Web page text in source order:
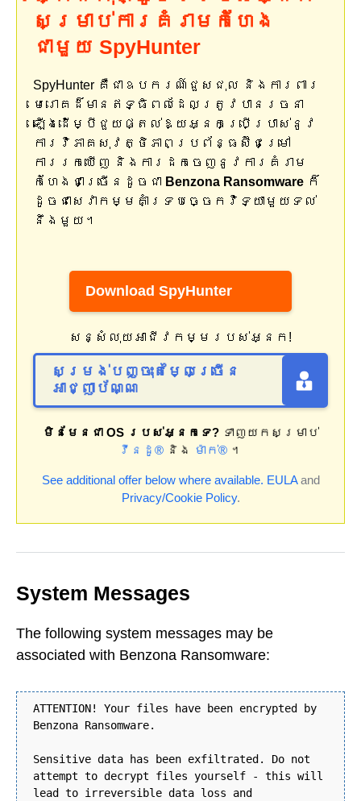
សម្រាប់ការគំរាមកំហែង
ជាមួយ SpyHunter
SpyHunter គឺជាឧបករណ៍ជួសជុល និងការពារ
មេរោគដ៏មានឥទ្ធិពលដែលត្រូវបានរចនា
ឡើងដើម្បីជួយផ្តល់ឱ្យអ្នកប្រើប្រាស់នូវ
ការវិភាគសុវត្ថិភាពប្រព័ន្ធស៊ីជម្រៅ
ការរកឃើញ និងការដកចេញនូវការគំរាម
កំហែងជាច្រើនដូចជា Benzona Ransomware ក៏
ដូចជាសេវាកម្មគាំទ្របច្ចេកវិទ្យាមួយទល់
នឹងមួយ។
Download SpyHunter
សន្សំលុយអាជីវកម្មរបស់អ្នក!
សម្រង់បញ្ចុះតម្លៃច្រើន
អាជ្ញាប័ណ្ណ
មិនមែនជា OS របស់អ្នកទេ?ទាញយកសម្រាប់
វីនដូ® និង ម៉ាក់® ។
See additional offer below where available. EULAand
Privacy/Cookie Policy.
System Messages
The following system messages may be
associated with Benzona Ransomware:
ATTENTION! Your files have been encrypted by
Benzona Ransomware.
Sensitive data has been exfiltrated. Do not
attempt to decrypt files yourself - this will
lead to irreversible data loss and